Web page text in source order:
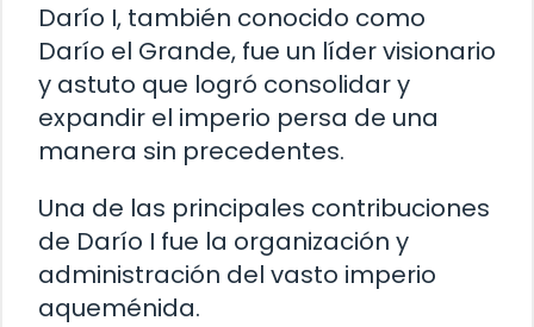
Darío I, también conocido como
Darío el Grande, fue un líder visionario
y astuto que logró consolidar y
expandir el imperio persa de una
manera sin precedentes.
Una de las principales contribuciones
de Darío I fue la organización y
administración del vasto imperio
aqueménida.